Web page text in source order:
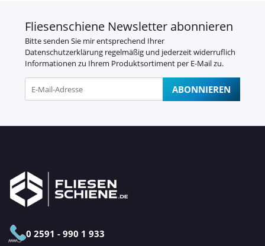
Fliesenschiene Newsletter abonnieren
Bitte senden Sie mir entsprechend Ihrer
Datenschutzerklärung regelmäßig und jederzeit widerruflich
Informationen zu Ihrem Produktsortiment per E-Mail zu.
ABONNIEREN
0 2591 - 990 1 933